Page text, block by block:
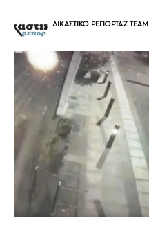
ΔΙΚΑΣΤΙΚΟ ΡΕΠΟΡΤΑΖ TEAM